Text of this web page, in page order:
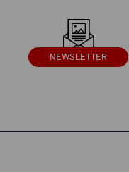
NEWSLETTER